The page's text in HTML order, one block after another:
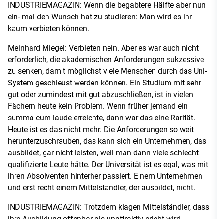
INDUSTRIEMAGAZIN: Wenn die begabtere Hälfte aber nun
ein- mal den Wunsch hat zu studieren: Man wird es ihr
kaum verbieten können.
Meinhard Miegel: Verbieten nein. Aber es war auch nicht
erforderlich, die akademischen Anforderungen sukzessive
zu senken, damit möglichst viele Menschen durch das Uni-
System geschleust werden können. Ein Studium mit sehr
gut oder zumindest mit gut abzuschließen, ist in vielen
Fächern heute kein Problem. Wenn früher jemand ein
summa cum laude erreichte, dann war das eine Rarität.
Heute ist es das nicht mehr. Die Anforderungen so weit
herunterzuschrauben, das kann sich ein Unternehmen, das
ausbildet, gar nicht leisten, weil man dann viele schlecht
qualifizierte Leute hätte. Der Universität ist es egal, was mit
ihren Absolventen hinterher passiert. Einem Unternehmen
und erst recht einem Mittelständler, der ausbildet, nicht.
INDUSTRIEMAGAZIN: Trotzdem klagen Mittelständler, dass